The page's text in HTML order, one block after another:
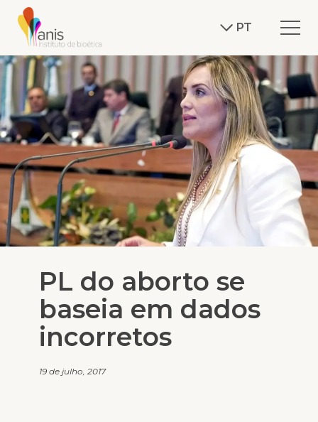
PT
PL do aborto se
baseia em dados
incorretos
19 de julho, 2017